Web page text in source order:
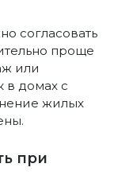
согласовать
проще
или
в домах с
жилых
при